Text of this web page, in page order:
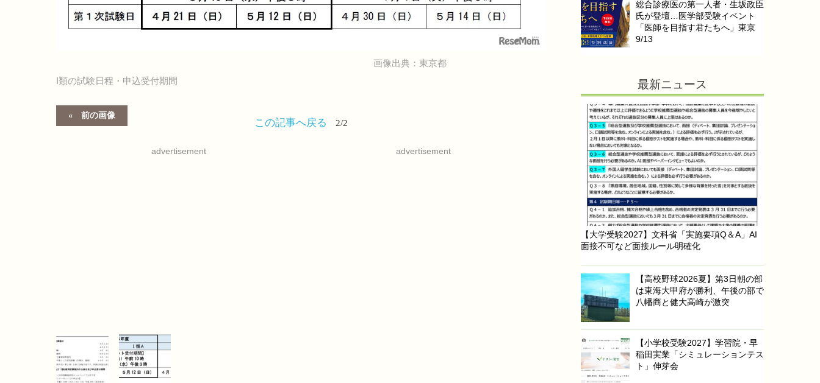
画像出典：東京都
I類の試験日程・申込受付期間
前の画像
この記事へ戻る 2/2
advertisement advertisement
総合診療医の第一人者・生坂政臣
氏が登壇…医学部受験イベント
「医師を目指す君たちへ」東京
9/13
最新ニュース
【大学受験2027】文科省「実施要項Q＆A」AI
面接不可など面接ルール明確化
【高校野球2026夏】第3日朝の部
は東海大甲府が勝利、午後の部で
八幡商と健大高崎が激突
【小学校受験2027】学習院・早
稲田実業「シミュレーションテス
ト」伸芽会